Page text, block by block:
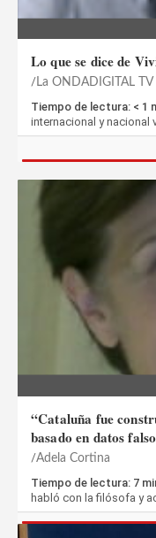
Lo que se dice de
La ONDADIGITAL TV
Tiempo de lectura: < 1
internacional y nacional
“Cataluña fue
basado en datos
Adela Cortina
Tiempo de lectura: 7
habló con la filósofa y